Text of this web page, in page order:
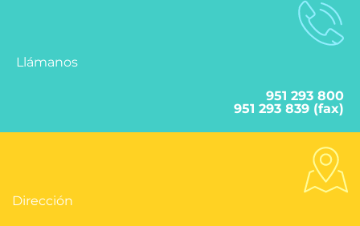
Llámanos
951 293 800
951 293 839 (fax)
Dirección